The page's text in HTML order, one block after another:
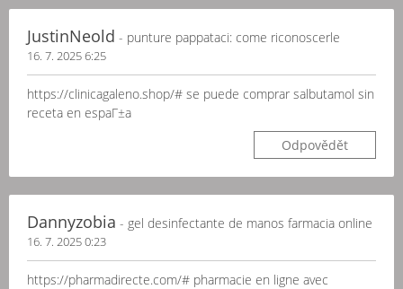
JustinNeold - punture pappataci: come riconoscerle
16. 7. 2025 6:25
https://clinicagaleno.shop/# se puede comprar salbutamol sin
receta en espaГ±a
Odpovědět
Dannyzobia - gel desinfectante de manos farmacia online
16. 7. 2025 0:23
https://pharmadirecte.com/# pharmacie en ligne avec